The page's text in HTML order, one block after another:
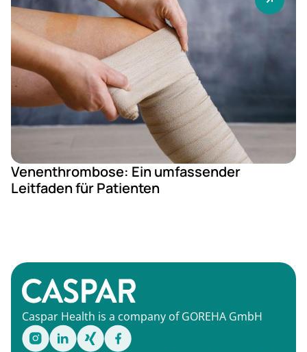
Venenthrombose: Ein umfassender
Leitfaden für Patienten
Caspar Health is a company of GOREHA GmbH